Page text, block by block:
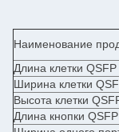
Наименование
Длина клетки QSFP
Ширина клетки
Высота клетки
Длина кнопки